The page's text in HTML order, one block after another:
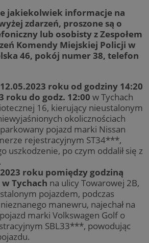
jakiekolwiek informacje na
zdarzeń, proszone są o
lub osobisty z Zespołem
Komendy Miejskiej Policji w
46, pokój numer 38, telefon
roku od godziny 14:20
roku do godz. 12:00 w Tychach
16, kierujący nieustalonym
okolicznościach
pojazd marki Nissan
rejestracyjnym ST34***,
uszkodzenie, po czym oddalił się z
roku pomiędzy godziną
w Tychach na ulicy Towarowej 2B,
pojazdem, podczas
manewru, najechał na
marki Volkswagen Golf o
SBL33***, powodując